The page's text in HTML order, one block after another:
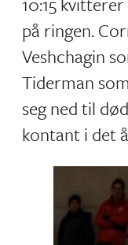
på ringen.
Veshchagin
Tiderman
seg ned til
kontant i det